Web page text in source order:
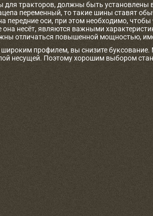
для тракторов, должны быть установлены
переменный, то такие шины ставят
передние оси, при этом необходимо,
она несёт, являются важными
отличаться повышенной мощностью,
профилем, вы снизите буксование.
несущей. Поэтому хорошим выбором